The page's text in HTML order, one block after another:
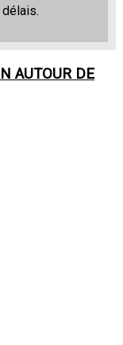
AUTOUR DE